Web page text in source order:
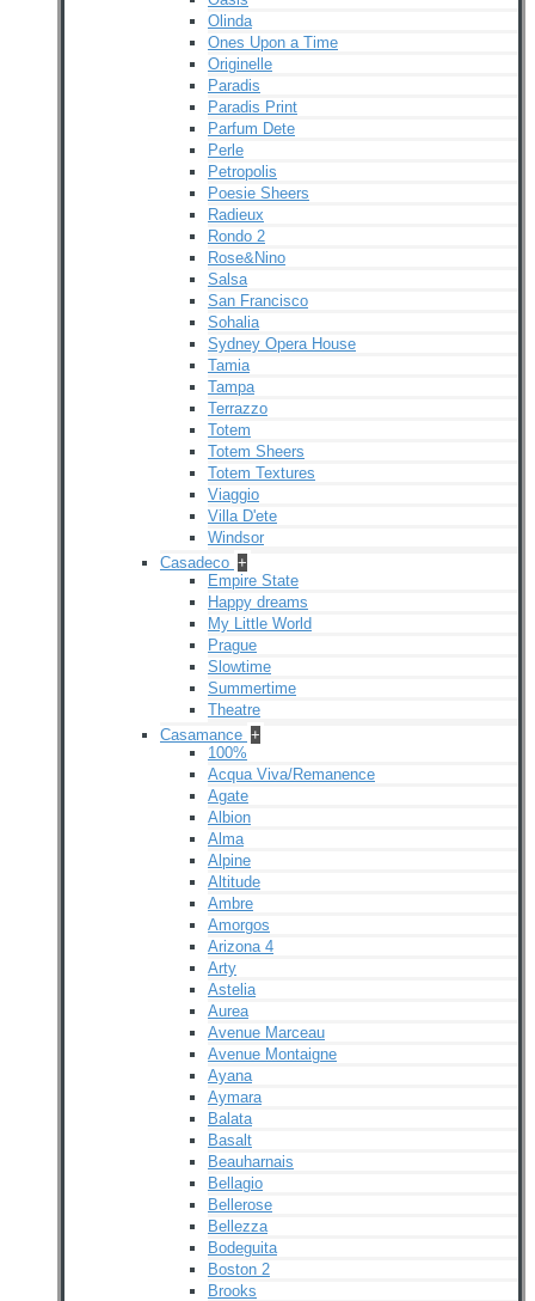
Olinda
Ones Upon a Time
Originelle
Paradis
Paradis Print
Parfum Dete
Perle
Petropolis
Poesie Sheers
Radieux
Rondo 2
Rose&Nino
Salsa
San Francisco
Sohalia
Sydney Opera House
Tamia
Tampa
Terrazzo
Totem
Totem Sheers
Totem Textures
Viaggio
Villa D'ete
Windsor
Casadeco +
Empire State
Happy dreams
My Little World
Prague
Slowtime
Summertime
Theatre
Casamance +
100%
Acqua Viva/Remanence
Agate
Albion
Alma
Alpine
Altitude
Ambre
Amorgos
Arizona 4
Arty
Astelia
Aurea
Avenue Marceau
Avenue Montaigne
Ayana
Aymara
Balata
Basalt
Beauharnais
Bellagio
Bellerose
Bellezza
Bodeguita
Boston 2
Brooks